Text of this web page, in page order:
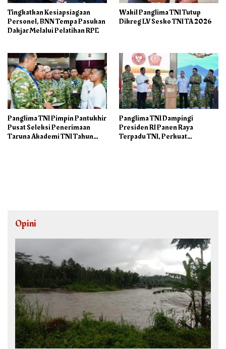
Tingkatkan Kesiapsiagaan
Personel, BNN Tempa Pasukan
Dakjar Melalui Pelatihan RPE
Wakil Panglima TNI Tutup
Dikreg LV Sesko TNI TA 2026
Panglima TNI Pimpin Pantukhir
Pusat Seleksi Penerimaan
Taruna Akademi TNI Tahun
Panglima TNI Dampingi
Presiden RI Panen Raya
Terpadu TNI, Perkuat
Opini